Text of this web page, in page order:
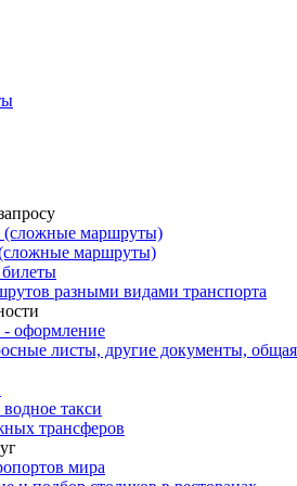
(сложные маршруты)
маршруты)
разными видами транспорта
оформление
листы, другие документы,
такси
трансферов
мира